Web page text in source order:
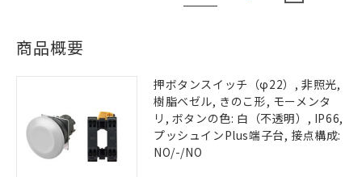
商品概要
押ボタンスイッチ（φ22）, 非照光,
樹脂ベゼル, きのこ形, モーメンタ
リ, ボタンの色: 白（不透明）, IP66,
プッシュインPlus端子台, 接点構成:
NO/-/NO